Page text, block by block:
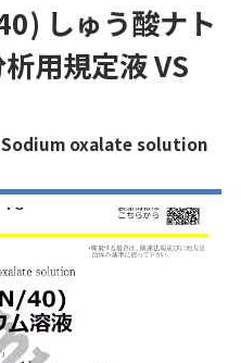
しゅう酸ナト
用規定液 VS
Sodium oxalate solution